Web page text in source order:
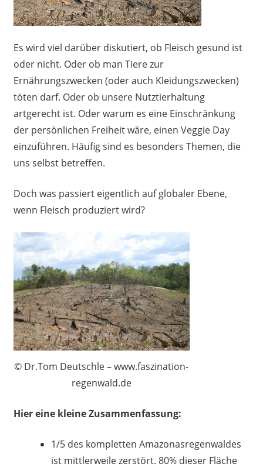
Es wird viel darüber diskutiert, ob Fleisch gesund ist
oder nicht. Oder ob man Tiere zur
Ernährungszwecken (oder auch Kleidungszwecken)
töten darf. Oder ob unsere Nutztierhaltung
artgerecht ist. Oder warum es eine Einschränkung
der persönlichen Freiheit wäre, einen Veggie Day
einzuführen. Häufig sind es besonders Themen, die
uns selbst betreffen.
Doch was passiert eigentlich auf globaler Ebene,
wenn Fleisch produziert wird?
© Dr.Tom Deutschle – www.faszination-
regenwald.de
Hier eine kleine Zusammenfassung:
1/5 des kompletten Amazonasregenwaldes
ist mittlerweile zerstört. 80% dieser Fläche